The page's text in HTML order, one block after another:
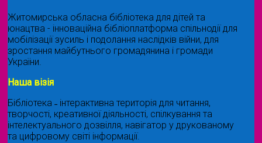
Житомирська обласна бібліотека для дітей та
юнацтва - інноваційна бібліоплатформа спільнодії для
мобілізації зусиль і подолання наслідків війни, для
зростання майбутнього громадянина і громади
України.
Наша візія
Бібліотека ˗ інтерактивна територія для читання,
творчості, креативної діяльності, спілкування та
інтелектуального дозвілля, навігатор у друкованому
та цифровому світі інформації.